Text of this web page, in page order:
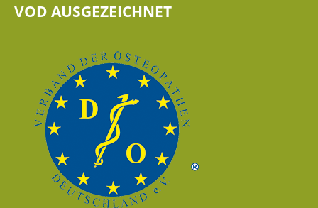
VOD AUSGEZEICHNET